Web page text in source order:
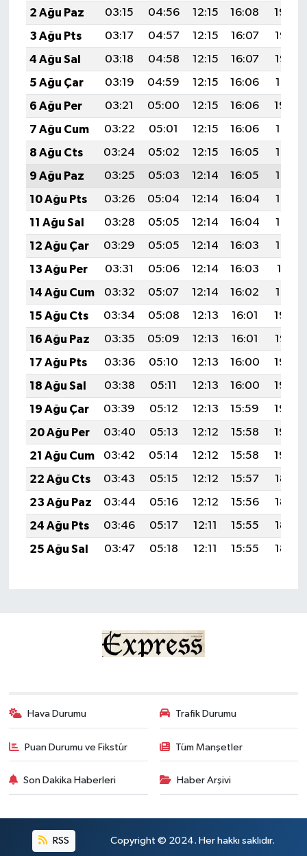
2 Ağu Paz
03:15 04:56 12:15 16:08
19:24
3 Ağu Pts
03:17 04:57 12:15 16:07
19:23
4 Ağu Sal
03:18 04:58 12:15 16:07
19:22
5 Ağu Çar
03:19 04:59 12:15 16:06
19:21
6 Ağu Per
03:21 05:00 12:15 16:06
19:20
7 Ağu Cum
03:22 05:01 12:15 16:06
19:19
8 Ağu Cts
03:24 05:02 12:15 16:05
19:17
9 Ağu Paz
03:25 05:03 12:14 16:05
19:16
10 Ağu Pts
03:26 05:04 12:14 16:04
19:15
11 Ağu Sal
03:28 05:05 12:14 16:04
19:14
12 Ağu Çar
03:29 05:05 12:14 16:03
19:13
13 Ağu Per
03:31 05:06 12:14 16:03
19:11
14 Ağu Cum
03:32 05:07 12:14 16:02
19:10
15 Ağu Cts
03:34 05:08 12:13 16:01
19:09
16 Ağu Paz
03:35 05:09 12:13 16:01
19:07
17 Ağu Pts
03:36 05:10 12:13 16:00
19:06
18 Ağu Sal
03:38 05:11 12:13 16:00
19:05
19 Ağu Çar
03:39 05:12 12:13 15:59
19:03
20 Ağu Per
03:40 05:13 12:12 15:58
19:02
21 Ağu Cum
03:42 05:14 12:12 15:58
19:00
22 Ağu Cts
03:43 05:15 12:12 15:57
18:59
23 Ağu Paz
03:44 05:16 12:12 15:56
18:57
24 Ağu Pts
03:46 05:17 12:11 15:55
18:56
25 Ağu Sal
03:47 05:18 12:11 15:55 18:54
Hava Durumu Trafik Durumu
Puan Durumu ve Fikstür Tüm Manşetler
Son Dakika Haberleri Haber Arşivi
RSS Copyright © 2024. Her hakkı saklıdır.